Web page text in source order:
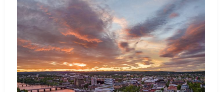
Hitta din resa